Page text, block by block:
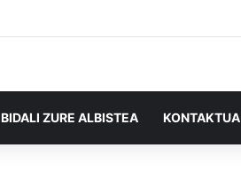
BIDALI ZURE ALBISTEA KONTAKTUA